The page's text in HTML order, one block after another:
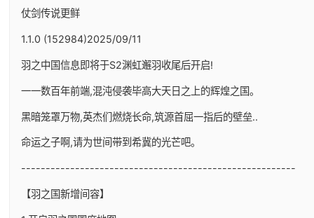
仗剑传说更鲜
1.1.0 (152984)2025/09/11
羽之中国信息即将于S2渊虹邂羽收尾后开启!
一一数百年前端,混沌侵袭毕高大天日之上的辉煌之国。
黑暗笼罩万物,英杰们燃烧长命,筑源首屈一指后的壁垒..
命运之子啊,请为世间带到希冀的光芒吧。
--------------------------------------------------------
【羽之国新增间容】